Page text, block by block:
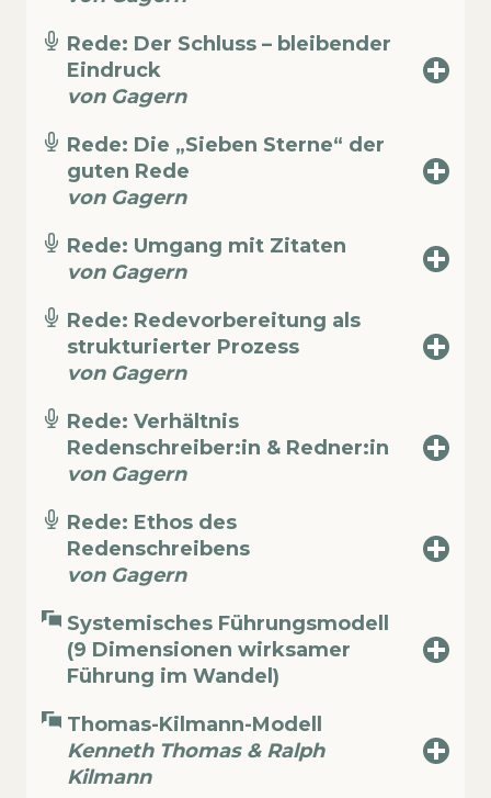
Rede: Der Schluss – bleibender
Eindruck
von Gagern
Rede: Die „Sieben Sterne“ der
guten Rede
von Gagern
Rede: Umgang mit Zitaten
von Gagern
Rede: Redevorbereitung als
strukturierter Prozess
von Gagern
Rede: Verhältnis
Redenschreiber:in & Redner:in
von Gagern
Rede: Ethos des
Redenschreibens
von Gagern
Systemisches Führungsmodell
(9 Dimensionen wirksamer
Führung im Wandel)
Thomas-Kilmann-Modell
Kenneth Thomas & Ralph
Kilmann